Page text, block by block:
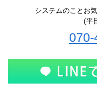
システムのことお
(平